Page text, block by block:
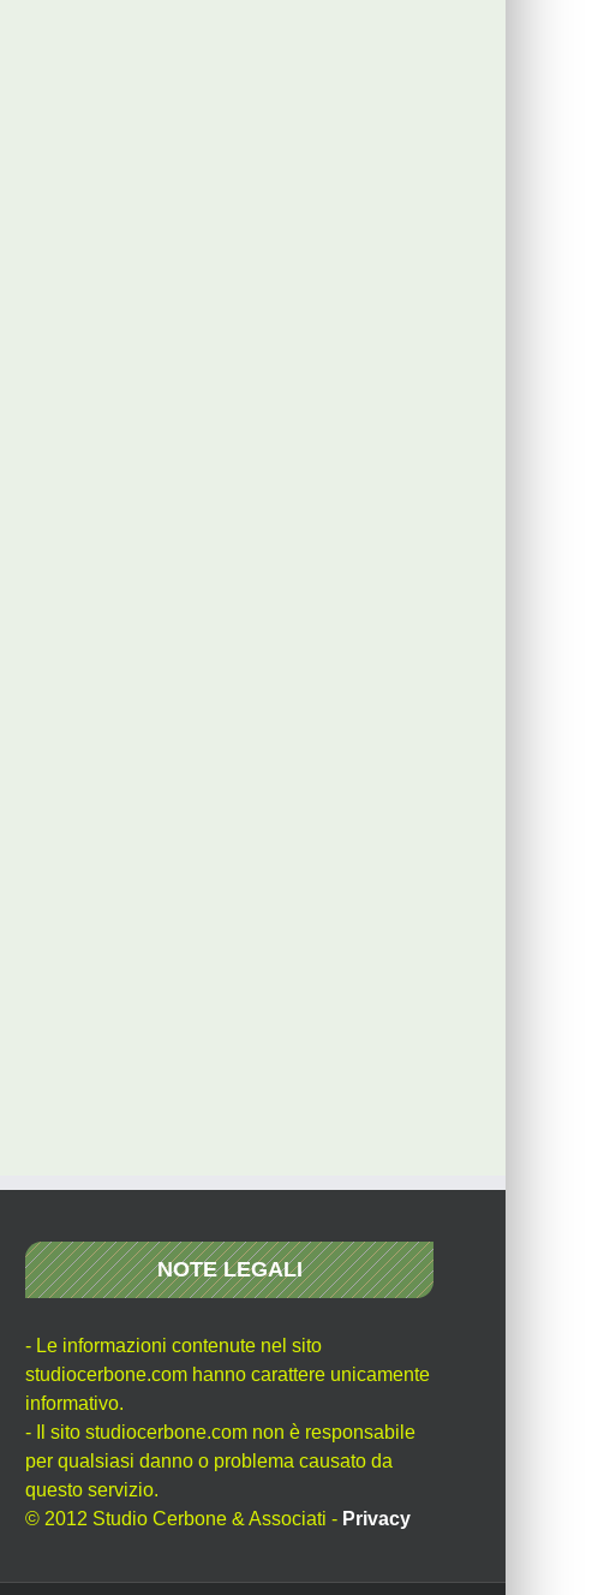
NOTE LEGALI
- Le informazioni contenute nel sito
studiocerbone.com hanno carattere unicamente
informativo.
- Il sito studiocerbone.com non è responsabile
per qualsiasi danno o problema causato da
questo servizio.
© 2012 Studio Cerbone & Associati - Privacy